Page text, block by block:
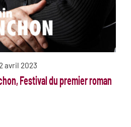
Festival du premier roman
2 avril 2023